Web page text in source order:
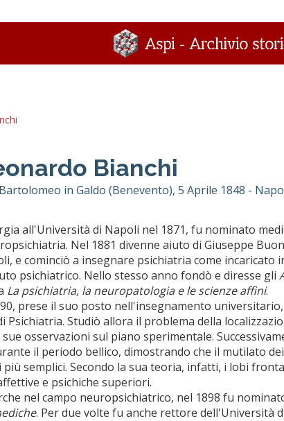
Bianchi
in Galdo (Benevento), 5 Aprile 1848 -
all'Università di Napoli nel 1871, fu nominato
Nel 1881 divenne aiuto di Giuseppe
e cominciò a insegnare psichiatria come incaricato
psichiatrico. Nello stesso anno fondò e diresse gli
La psichiatria, la neuropatologia e le scienze affini.
prese il suo posto nell'insegnamento
Studiò allora il problema della
osservazioni sul piano sperimentale.
il periodo bellico, dimostrando che il mutilato
semplici. Secondo la sua teoria, infatti, i lobi
e psichiche superiori.
nel campo neuropsichiatrico, nel 1898 fu
. Per due volte fu anche rettore dell'Università